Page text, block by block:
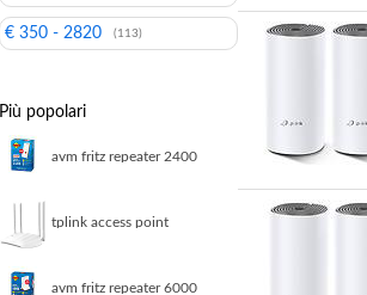
€ 350 - 2820 (113)
Più popolari
avm fritz repeater 2400
tplink access point
avm fritz repeater 6000